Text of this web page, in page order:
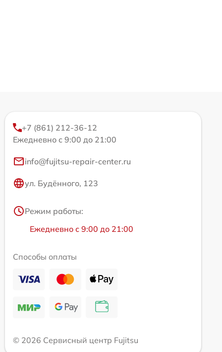
+7 (861) 212-36-12
Ежедневно с 9:00 до 21:00
info@fujitsu-repair-center.ru
ул. Будённого, 123
Режим работы:
Ежедневно с 9:00 до 21:00
Способы оплаты
© 2026 Сервисный центр Fujitsu